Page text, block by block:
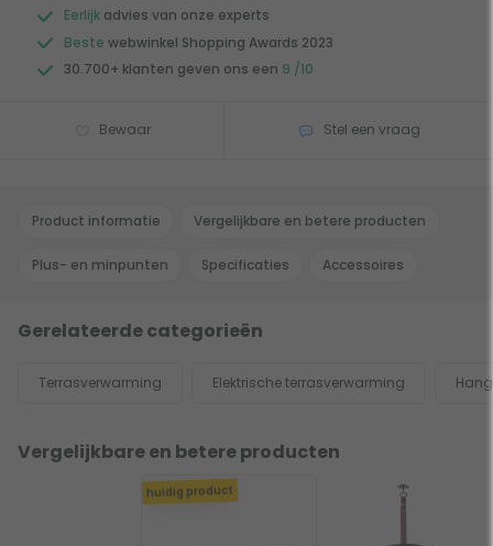
Eerlijk advies van onze experts
Beste webwinkel Shopping Awards 2023
30.700+ klanten geven ons een 9 /10
Bewaar Stel een vraag
Product informatie Vergelijkbare en betere producten
Plus- en minpunten Specificaties Accessoires
Gerelateerde categorieën
Terrasverwarming Elektrische terrasverwarming
Vergelijkbare en betere producten
huidig product